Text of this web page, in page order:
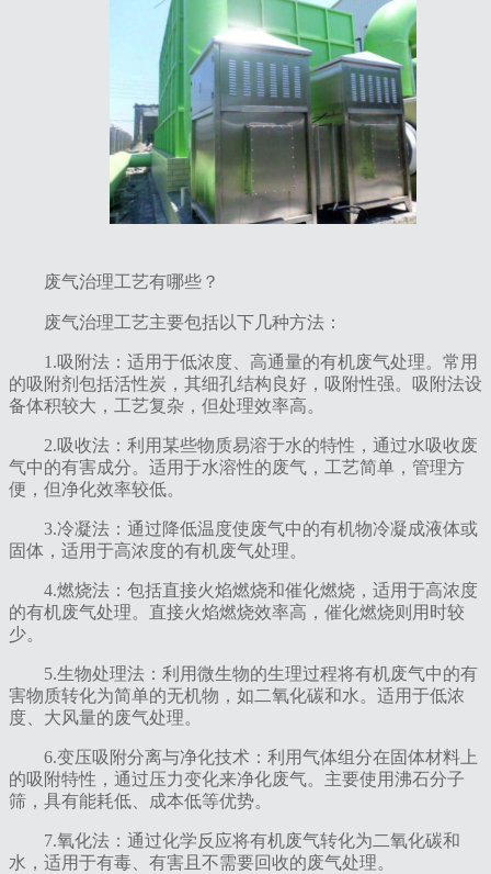
废气治理工艺有哪些？
‌废气治理工艺主要包括以下几种方法‌：‌
‌1.吸附法‌：适用于低浓度、高通量的有机废气处理。常用
的吸附剂包括活性炭，其细孔结构良好，吸附性强。吸附法设
备体积较大，工艺复杂，但处理效率高。
‌2.吸收法‌：利用某些物质易溶于水的特性，通过水吸收废
气中的有害成分。适用于水溶性的废气，工艺简单，管理方
便，但净化效率较低。
‌3.冷凝法‌：通过降低温度使废气中的有机物冷凝成液体或
固体，适用于高浓度的有机废气处理。
‌4.燃烧法‌：包括直接火焰燃烧和催化燃烧，适用于高浓度
的有机废气处理。直接火焰燃烧效率高，催化燃烧则用时较
少。
‌5.生物处理法‌：利用微生物的生理过程将有机废气中的有
害物质转化为简单的无机物，如二氧化碳和水。适用于低浓
度、大风量的废气处理。
‌6.变压吸附分离与净化技术‌：利用气体组分在固体材料上
的吸附特性，通过压力变化来净化废气。主要使用沸石分子
筛，具有能耗低、成本低等优势。
‌7.氧化法‌：通过化学反应将有机废气转化为二氧化碳和
水，适用于有毒、有害且不需要回收的废气处理。